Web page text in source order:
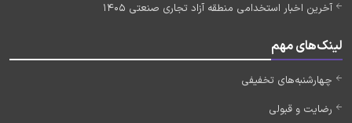
آخرین اخبار استخدامی منطقه آزاد تجاری صنعتی 1405
لینک‌های مهم
چهارشنبه‌های تخفیفی
رضایت و قبولی